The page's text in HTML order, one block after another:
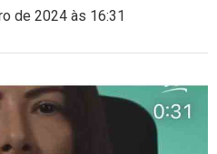
de 2024 às 16:31